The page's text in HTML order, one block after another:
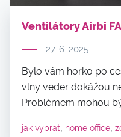
Ventilátory Airbi
27. 6. 2025
Bylo vám horko po
vlny veder dokážou
Problémem mohou
jak vybrat, home office,